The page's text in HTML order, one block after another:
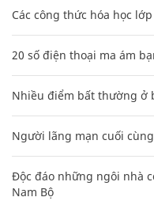
Các công thức hóa học
20 số điện thoại ma ám
Nhiều điểm bất thường ở
Người lãng mạn cuối cùng
Độc đáo những ngôi nhà
Nam Bộ